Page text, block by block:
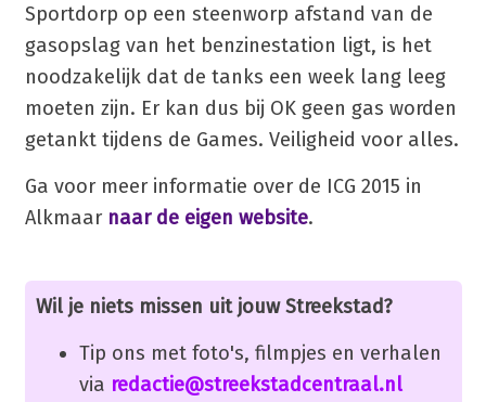
Sportdorp op een steenworp afstand van de
gasopslag van het benzinestation ligt, is het
noodzakelijk dat de tanks een week lang leeg
moeten zijn. Er kan dus bij OK geen gas worden
getankt tijdens de Games. Veiligheid voor alles.
Ga voor meer informatie over de ICG 2015 in
Alkmaar naar de eigen website.
Wil je niets missen uit jouw Streekstad?
Tip ons met foto's, filmpjes en verhalen
via redactie@streekstadcentraal.nl